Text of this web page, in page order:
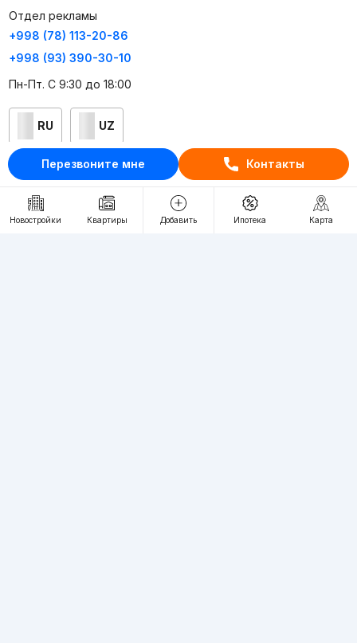
Перезвоните мне Контакты
Новостройки Квартиры Добавить Ипотека Карта
Отдел рекламы
+998 (78) 113-20-86
+998 (93) 390-30-10
Пн-Пт. С 9:30 до 18:00
RU UZ
Контакты
О проекте
Проект компании Webnow ©